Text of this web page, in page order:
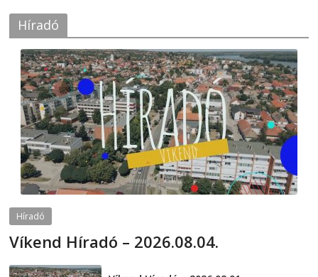
Híradó
Híradó
Víkend Híradó – 2026.08.04.